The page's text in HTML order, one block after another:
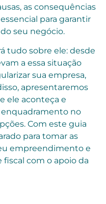
as consequências
para garantir
seu negócio.
tudo sobre ele: desde
a essa situação
sua empresa,
apresentaremos
ele aconteça e
enquadramento no
Com este guia
para tomar as
empreendimento e
com o apoio da